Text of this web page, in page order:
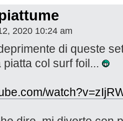
2020 10:24 am
di queste
col surf foil...